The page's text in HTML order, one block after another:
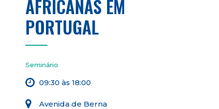
AFRICANAS EM
PORTUGAL
Seminário
09:30 às 18:00
Avenida de Berna